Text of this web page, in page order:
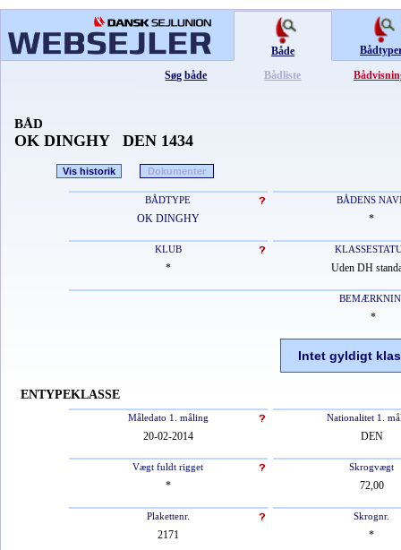
Både
Søg både
Bådliste
BÅD
OK DINGHY DEN 1434
Vis historik Dokumenter
BÅDTYPE BÅDENS
OK DINGHY *
KLUB
* Uden DH
*
Intet gyldigt
ENTYPEKLASSE
Måledato 1. måling Nationalitet 1.
20-02-2014 DEN
Vægt fuldt rigget Skrogvægt
* 72,00
Plakettenr. Skrognr.
2171 *